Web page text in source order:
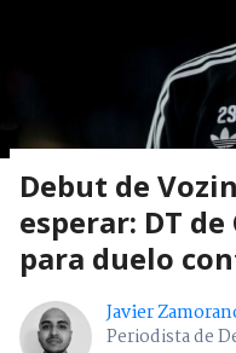
Debut de
esperar: DT
para duelo
Javier
Periodista de